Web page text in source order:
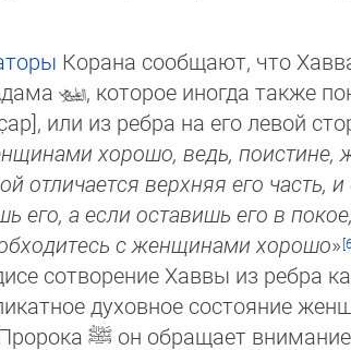
Корана сообщают, что
, которое иногда также
или из ребра на его левой
хорошо, ведь, поистине,
отли­чается верхняя его
его, а если оставишь его в
с женщинами хорошо»
сотворение Хаввы из ребра
духовное состояние
ﷺ он обращает